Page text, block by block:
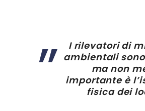
I rilevatori di
ambientali
ma non
importante è
fisica dei